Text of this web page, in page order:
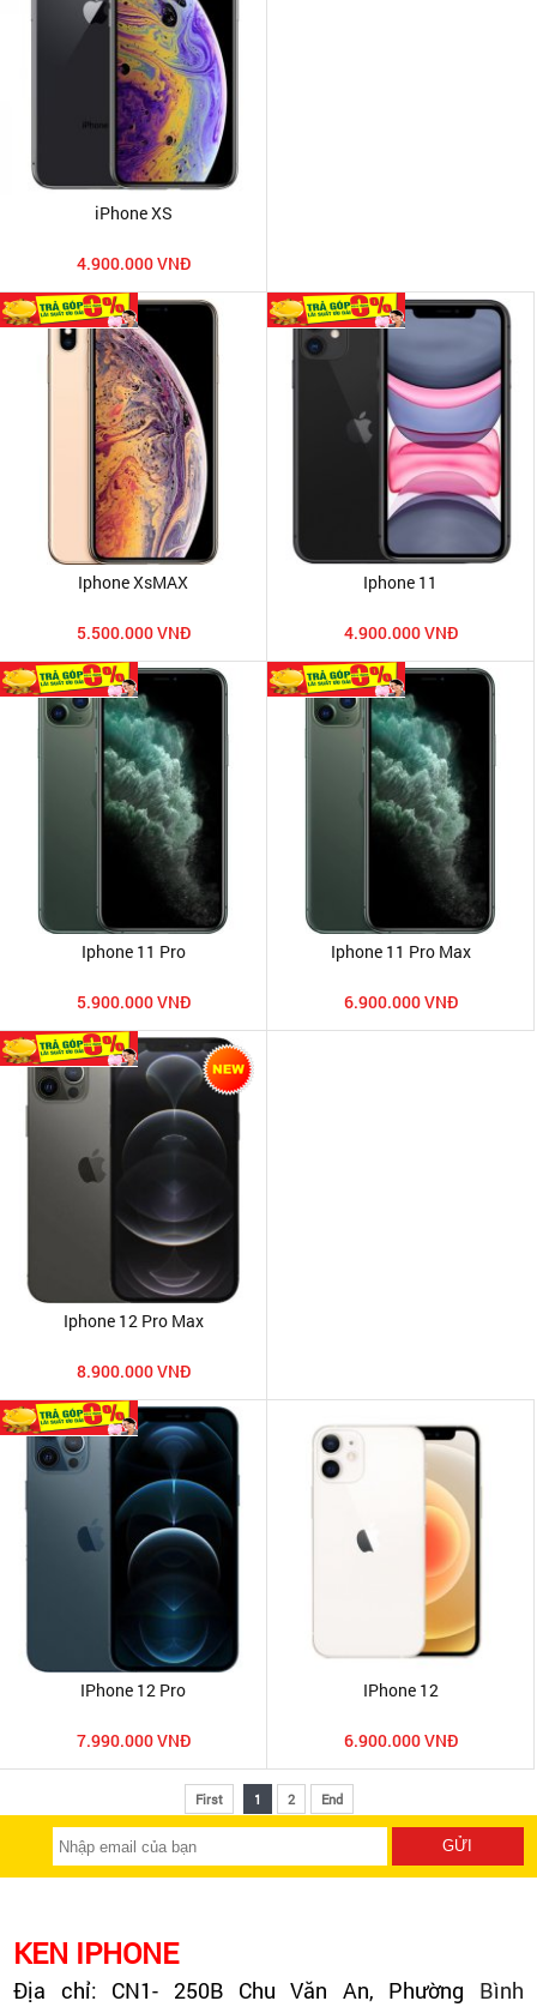
iPhone XS
4.900.000 VNĐ
Iphone XsMAX
5.500.000 VNĐ
Iphone 11
4.900.000 VNĐ
Iphone 11 Pro
5.900.000 VNĐ
Iphone 11 Pro Max
6.900.000 VNĐ
Iphone 12 Pro Max
8.900.000 VNĐ
IPhone 12 Pro
7.990.000 VNĐ
IPhone 12
6.900.000 VNĐ
First 1 2 End
KEN IPHONE
Địa chỉ: CN1- 250B Chu Văn An, Phường Bình